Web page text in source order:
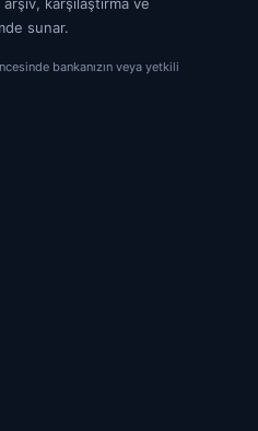
karşılaştırma ve
sunar.
bankanızın veya yetkili